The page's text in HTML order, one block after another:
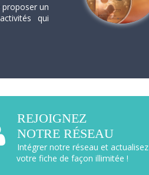
un
qui
REJOIGNEZ
NOTRE RÉSEAU
Intégrer notre réseau et actualisez
votre fiche de façon illimitée !